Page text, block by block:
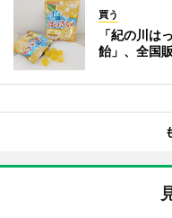
買う
「紀の川は
飴」、全国